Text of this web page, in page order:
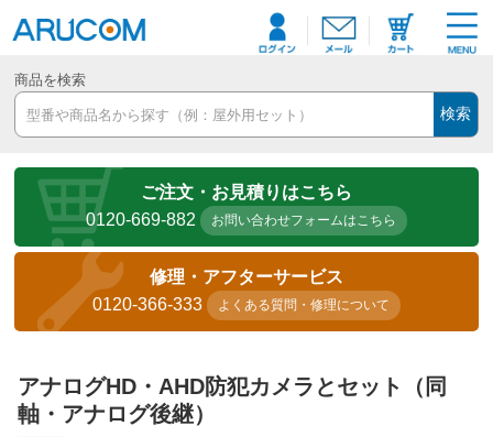
商品を検索
検索
ご注文・お見積りはこちら
0120-669-882
お問い合わせフォームはこちら
修理・アフターサービス
0120-366-333
よくある質問・修理について
アナログHD・AHD防犯カメラとセット（同
軸・アナログ後継）